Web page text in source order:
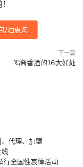
/酒惠淘
下一篇
喝酱香酒的16大好处
代理、加盟
行全国性哀悼活动